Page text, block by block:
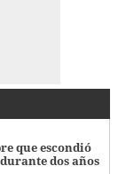
que escondió
dos años